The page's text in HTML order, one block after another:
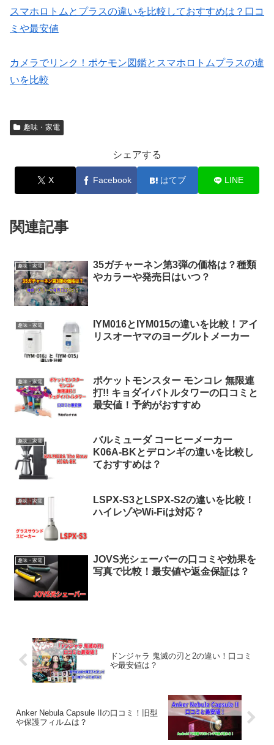
スマホロトムとプラスの違いを比較しておすすめは？口コ
ミや最安値
カメラでリンク！ポケモン図鑑とスマホロトムプラスの違
いを比較
趣味・家電
シェアする
X Facebook はてブ LINE
関連記事
趣味・家電
35ガチャーネン第3弾の価格は？種類
やカラーや発売日はいつ？
趣味・家電
IYM016とIYM015の違いを比較！アイ
リスオーヤマのヨーグルトメーカー
趣味・家電
ポケットモンスター モンコレ 無限連
打!! キョダイバトルタワーの口コミと
最安値！予約がおすすめ
趣味・家電
バルミューダ コーヒーメーカー
K06A-BKとデロンギの違いを比較し
ておすすめは？
趣味・家電
LSPX-S3とLSPX-S2の違いを比較！
ハイレゾやWi-Fiは対応？
趣味・家電
JOVS光シェーバーの口コミや効果を
写真で比較！最安値や返金保証は？
ドンジャラ 鬼滅の刃と2の違い！口コミ
や最安値は？
Anker Nebula Capsule IIの口コミ！旧型
や保護フィルムは？